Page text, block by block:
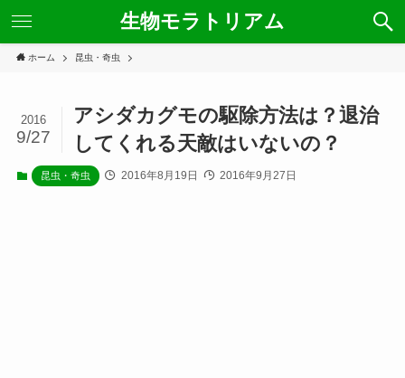
生物モラトリアム
ホーム 昆虫・奇虫
アシダカグモの駆除方法は？退治
してくれる天敵はいないの？
2016
9/27
昆虫・奇虫 2016年8月19日 2016年9月27日